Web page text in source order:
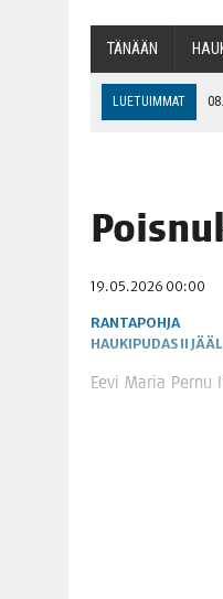
TÄNÄÄN
LUETUIMMAT
06.08.2026
09.08.2026 |
19.05.2026 00:00
RANTAPOHJA
HAUKIPUDAS II
Eevi Maria Per­nu